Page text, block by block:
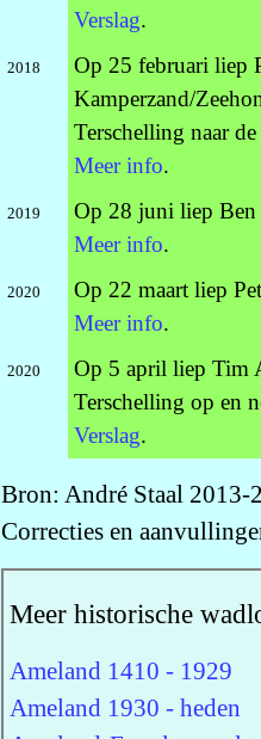
Verslag.
2018
Op 25 februari liep
Kamperzand/
Terschelling naar
Meer info.
2019
Op 28 juni liep Ben
Meer info.
2020
Op 22 maart liep
Meer info.
2020
Op 5 april liep Tim
Terschelling op en
Verslag.
Bron: André Staal 2013-
Correcties en
Meer historische
Ameland 1410 - 1929
Ameland 1930 - heden